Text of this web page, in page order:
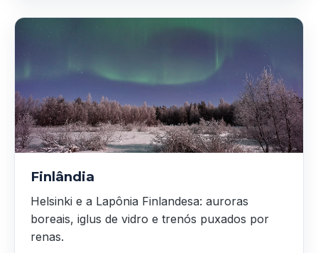
Finlândia
Helsinki e a Lapônia Finlandesa: auroras
boreais, iglus de vidro e trenós puxados por
renas.